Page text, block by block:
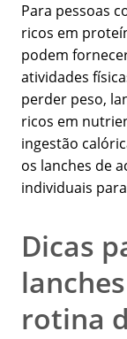
Para pessoas
ricos em
podem
atividades
perder peso,
ricos em
ingestão
os lanches de
individuais
Dicas
rotina